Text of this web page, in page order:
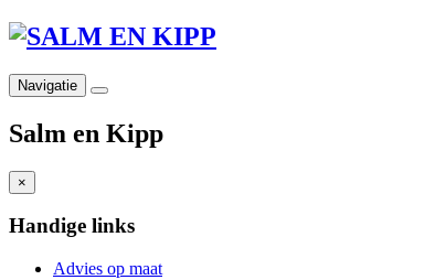
Navigatie
Salm en Kipp
×
Handige links
Advies op maat